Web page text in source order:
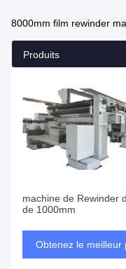
8000mm film rewinder
Produits
machine de Rewinder
de 1000mm
Obtenez le meilleur